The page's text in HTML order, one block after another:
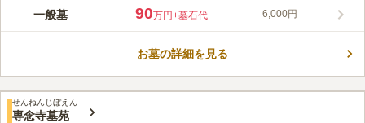
国土安穏寺は「西新井駅」から徒歩10分ほどの所に位置し、駐車
牌所や御膳所として立ち寄ったお寺としても有名です。 本堂は
は歴史を感じて楽しむことができます。
口コミ評価
この霊園はまだ誰からも評価されていません。
一般墓 90万円+墓石代 6,000円
お墓の詳細を見る
せんねんじぼえん
専念寺墓苑